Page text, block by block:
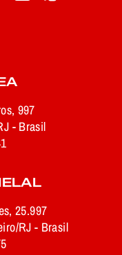
997
- Brasil
25.997
RJ - Brasil